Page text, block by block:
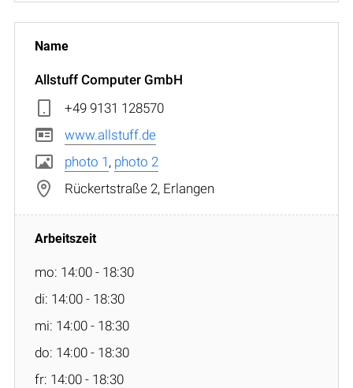
Allstuff Computer GmbH
+49 9131 128570
www.allstuff.de
photo 1 , photo 2
Rückertstraße 2, Erlangen
mo: 14:00 - 18:30
di: 14:00 - 18:30
mi: 14:00 - 18:30
do: 14:00 - 18:30
fr: 14:00 - 18:30